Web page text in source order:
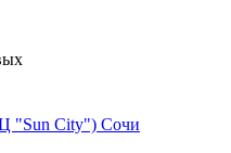
"Sun City") Сочи